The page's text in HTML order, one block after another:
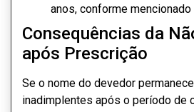
anos, conforme
Consequências da
após Prescrição
Se o nome do devedor
inadimplentes após o período de